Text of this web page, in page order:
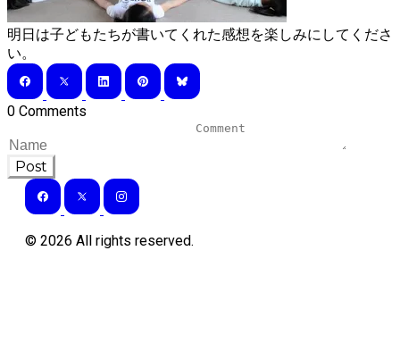
明日は子どもたちが書いてくれた感想を楽しみにしてくださ
い。
0 Comments
Post
© 2026 All rights reserved.